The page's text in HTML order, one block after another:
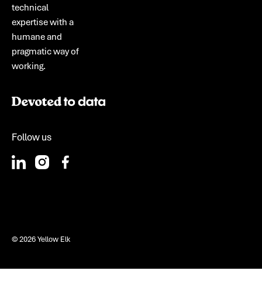
technical
expertise with a
humane and
pragmatic way of
working.
Follow us
©2026Yellow Elk